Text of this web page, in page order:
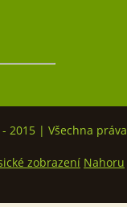
- 2015 | Všechna práva
zobrazení Nahoru